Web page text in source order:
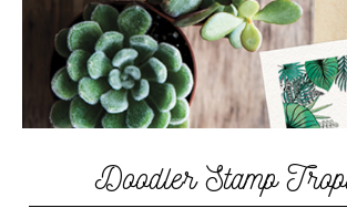
Doodler Stamp